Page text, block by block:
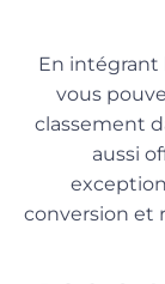
En intégrant
vous
classement
aussi
conversion et